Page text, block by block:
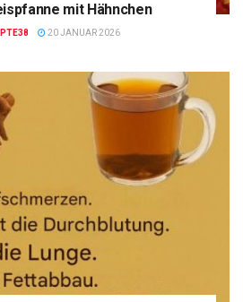
mit Hähnchen
20 JANUAR 2026